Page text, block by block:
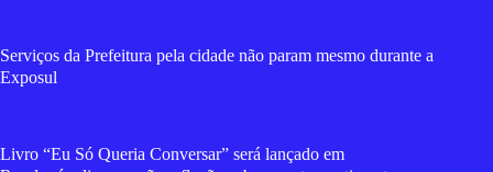
Serviços da Prefeitura pela cidade não param mesmo durante a
Exposul
Livro “Eu Só Queria Conversar” será lançado em